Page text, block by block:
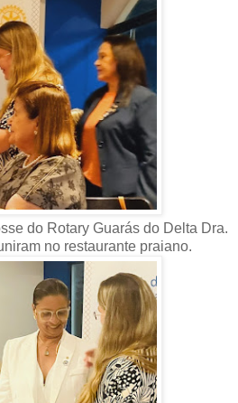
do Rotary Guarás do Delta Dra.
no restaurante praiano.